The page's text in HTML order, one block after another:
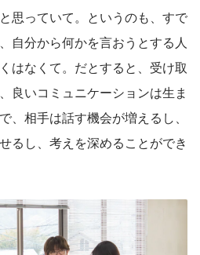
思っていて。というのも、すで
自分から何かを言おうとする人
はなくて。だとすると、受け取
良いコミュニケーションは生ま
、相手は話す機会が増えるし、
るし、考えを深めることができ